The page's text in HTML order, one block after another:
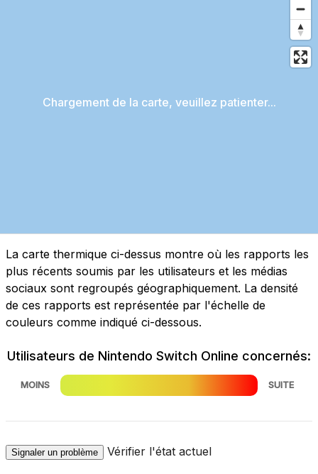
Chargement de la carte, veuillez patienter...
La carte thermique ci-dessus montre où les rapports les
plus récents soumis par les utilisateurs et les médias
sociaux sont regroupés géographiquement. La densité
de ces rapports est représentée par l'échelle de
couleurs comme indiqué ci-dessous.
Utilisateurs de Nintendo Switch Online concernés:
MOINS SUITE
Signaler un problème Vérifier l'état actuel